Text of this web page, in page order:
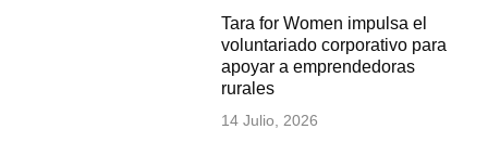
Tara for Women impulsa el
voluntariado corporativo para
apoyar a emprendedoras
rurales
14 Julio, 2026